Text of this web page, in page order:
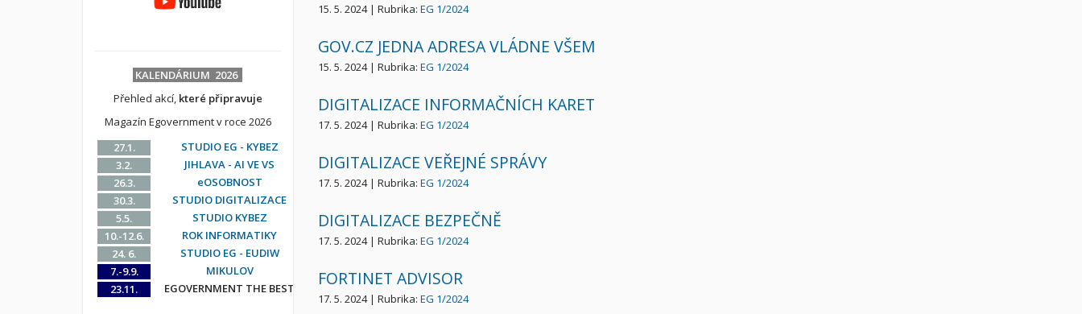
15. 5. 2024 | Rubrika: EG 1/2024
GOV.CZ JEDNA ADRESA VLÁDNE VŠEM
15. 5. 2024 | Rubrika: EG 1/2024
DIGITALIZACE INFORMAČNÍCH KARET
17. 5. 2024 | Rubrika: EG 1/2024
DIGITALIZACE VEŘEJNÉ SPRÁVY
17. 5. 2024 | Rubrika: EG 1/2024
DIGITALIZACE BEZPEČNĚ
17. 5. 2024 | Rubrika: EG 1/2024
FORTINET ADVISOR
17. 5. 2024 | Rubrika: EG 1/2024
KALENDÁRIUM 2026
Přehled akcí, které připravuje
Magazín Egovernment v roce 2026
27.1.
STUDIO EG - KYBEZ
3.2.
JIHLAVA - AI VE VS
26.3.
eOSOBNOST
30.3.
STUDIO DIGITALIZACE
5.5.
STUDIO KYBEZ
10.-12.6.
ROK INFORMATIKY
24. 6.
STUDIO EG - EUDIW
7.-9.9.
MIKULOV
23.11.
EGOVERNMENT THE BEST